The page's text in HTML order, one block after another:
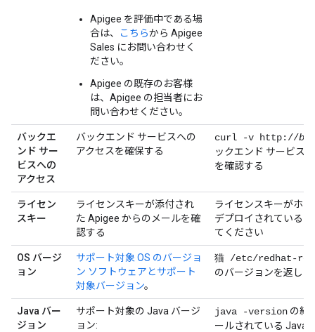
Apigee を評価中である場
合は、
こちらから Apigee
Sales にお問い合わせく
ださい。
Apigee の既存のお客様
は、Apigee の担当者にお
問い合わせください。
バックエ
ンド サー
ビスへの
アクセス
バックエンド サービスへの
アクセスを確保する
curl -v http://
ックエンド サービス
を確認する
ライセン
スキー
ライセンスキーが添付され
た Apigee からのメールを確
認する
ライセンスキーがホ
デプロイされている
てください
OS バージ
ョン
サポート対象 OS のバージョ
ン ソフトウェアとサポート
対象バージョン。
猫 /etc/redhat-
のバージョンを返しま
Java バー
ジョン
サポート対象の Java バージ
ョン:
java -version の結
ールされている Java